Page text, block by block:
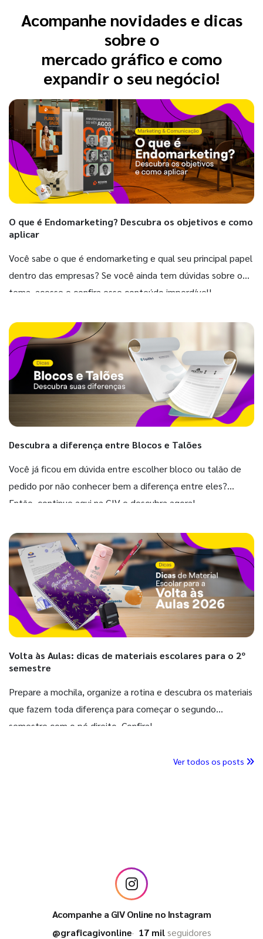
Acompanhe novidades e dicas
sobre o
mercado gráfico e como
expandir o seu negócio!
O que é Endomarketing? Descubra os objetivos e como
aplicar
Você sabe o que é endomarketing e qual seu principal papel
dentro das empresas? Se você ainda tem dúvidas sobre o
tema, acesse e confira esse conteúdo imperdível!
Descubra a diferença entre Blocos e Talões
Você já ficou em dúvida entre escolher bloco ou talão de
pedido por não conhecer bem a diferença entre eles?
Então, continue aqui na GIV e descubra agora!
Volta às Aulas: dicas de materiais escolares para o 2º
semestre
Prepare a mochila, organize a rotina e descubra os materiais
que fazem toda diferença para começar o segundo
semestre com o pé direito. Confira!
Ver todos os posts
Acompanhe a GIV Online no Instagram
@graficagivonline
17 milseguidores